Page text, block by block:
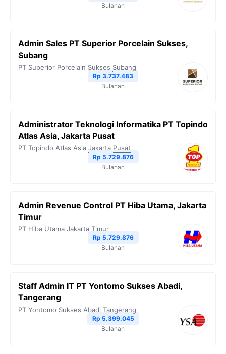
Bulanan
Admin Sales PT Superior Porcelain Sukses,
Subang
PT Superior Porcelain Sukses Subang
Rp 3.737.483
Bulanan
Administrator Teknologi Informatika PT Topindo
Atlas Asia, Jakarta Pusat
PT Topindo Atlas Asia Jakarta Pusat
Rp 5.729.876
Bulanan
Admin Revenue Control PT Hiba Utama, Jakarta
Timur
PT Hiba Utama Jakarta Timur
Rp 5.729.876
Bulanan
Staff Admin IT PT Yontomo Sukses Abadi,
Tangerang
PT Yontomo Sukses Abadi Tangerang
Rp 5.399.045
Bulanan